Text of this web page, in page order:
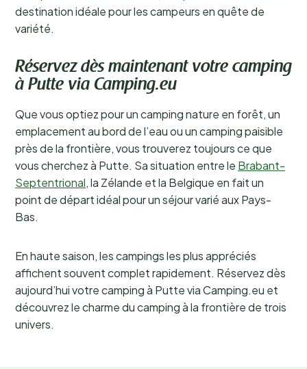
destination idéale pour les campeurs en quête de
variété.
Réservez dès maintenant votre camping
à Putte via Camping.eu
Que vous optiez pour un camping nature en forêt, un
emplacement au bord de l’eau ou un camping paisible
près de la frontière, vous trouverez toujours ce que
vous cherchez à Putte. Sa situation entre le Brabant-
Septentrional, la Zélande et la Belgique en fait un
point de départ idéal pour un séjour varié aux Pays-
Bas.
En haute saison, les campings les plus appréciés
affichent souvent complet rapidement. Réservez dès
aujourd’hui votre camping à Putte via Camping.eu et
découvrez le charme du camping à la frontière de trois
univers.